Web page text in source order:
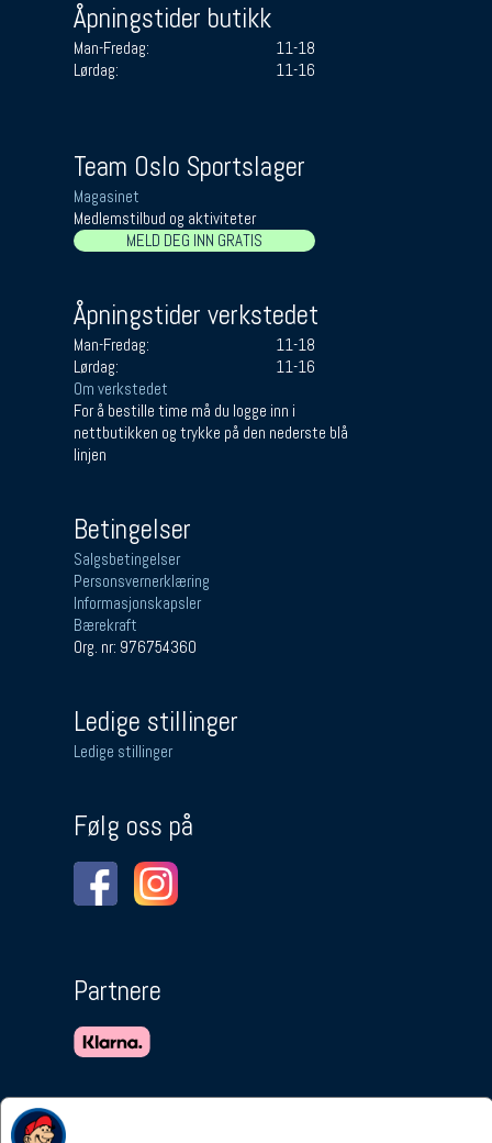
Åpningstider butikk
Man-Fredag:
11-18
Lørdag:
11-16
Team Oslo Sportslager
Magasinet
Medlemstilbud og aktiviteter
MELD DEG INN GRATIS
Åpningstider verkstedet
Man-Fredag:
11-18
Lørdag:
11-16
Om verkstedet
For å bestille time må du logge inn i
nettbutikken og trykke på den nederste blå
linjen
Betingelser
Salgsbetingelser
Personsvernerklæring
Informasjonskapsler
Bærekraft
Org. nr: 976754360
Ledige stillinger
Ledige stillinger
Følg oss på
Partnere